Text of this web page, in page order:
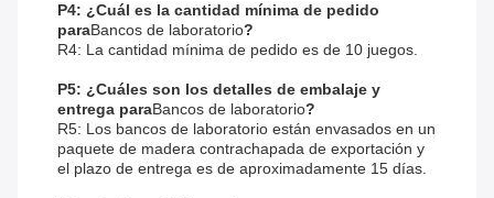
P4: ¿Cuál es la cantidad mínima de pedido
paraBancos de laboratorio?
R4: La cantidad mínima de pedido es de 10 juegos.
P5: ¿Cuáles son los detalles de embalaje y
entrega paraBancos de laboratorio?
R5: Los bancos de laboratorio están envasados en un
paquete de madera contrachapada de exportación y
el plazo de entrega es de aproximadamente 15 días.